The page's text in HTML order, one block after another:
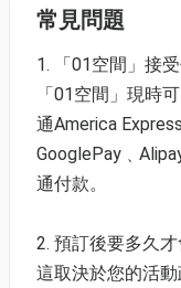
(1) 品味獅城自助
12:00-14:30
買1送1、第3位
價錢：$485.4 / 3
(2) 悦享蟹宴•海鮮
買1送1、第3位
價錢：$797.4/ 3
常見問題
1. 「01空間」接
「01空間」現時
通America
通付款。
2. 預訂後要多久
這取決於您的活動